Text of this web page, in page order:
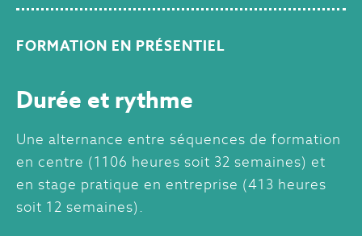
FORMATION EN PRÉSENTIEL
Durée et rythme
Une alternance entre séquences de formation
en centre (1106 heures soit 32 semaines) et
en stage pratique en entreprise (413 heures
soit 12 semaines).